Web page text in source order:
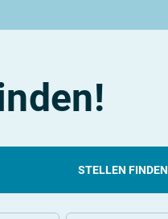
STELLEN FINDEN